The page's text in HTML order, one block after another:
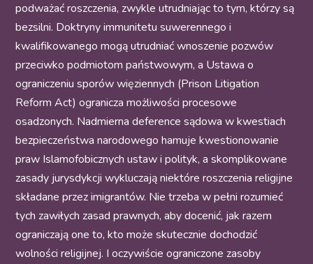
podważać roszczenia, zwykle utrudniając to tym, którzy są
bezsilni. Doktryny immunitetu suwerennego i
kwalifikowanego mogą utrudniać wnoszenie pozwów
przeciwko podmiotom państwowym, a Ustawa o
ograniczeniu sporów więziennych (Prison Litigation
Reform Act) ogranicza możliwości procesowe
osadzonych. Nadmierna deference sądowa w kwestiach
bezpieczeństwa narodowego hamuje kwestionowanie
praw Islamofobicznych ustaw i polityk, a skomplikowane
zasady jurysdykcji wykluczają niektóre roszczenia religijne
składane przez imigrantów. Nie trzeba w pełni rozumieć
tych zawiłych zasad prawnych, aby docenić, jak razem
ograniczają one to, kto może skutecznie dochodzić
wolności religijnej. I oczywiście ograniczone zasoby